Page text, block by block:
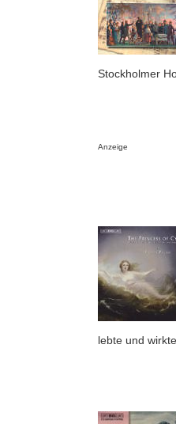
Stockholmer
Anzeige
lebte und